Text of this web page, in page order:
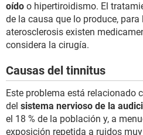
oído o hipertiroidismo. El
de la causa que lo produce,
aterosclerosis existen
considera la cirugía.
Causas del tinnitus
Este problema está relacionado
del sistema nervioso de la
el 18 % de la población y, a
exposición repetida a ruidos